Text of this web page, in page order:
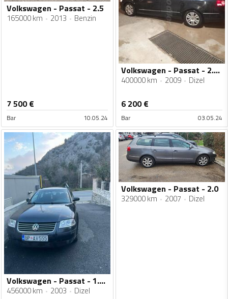
Volkswagen - Passat - 2.5
165000 km 2013 Benzin
7 500€
Bar 10.05.24
Volkswagen - Passat - 2.0 TDI bluemotion
400000 km 2009 Dizel
6 200€
Bar 03.05.24
Volkswagen - Passat - 1.9 TDI
456000 km 2003 Dizel
Volkswagen - Passat - 2.0
329000 km 2007 Dizel